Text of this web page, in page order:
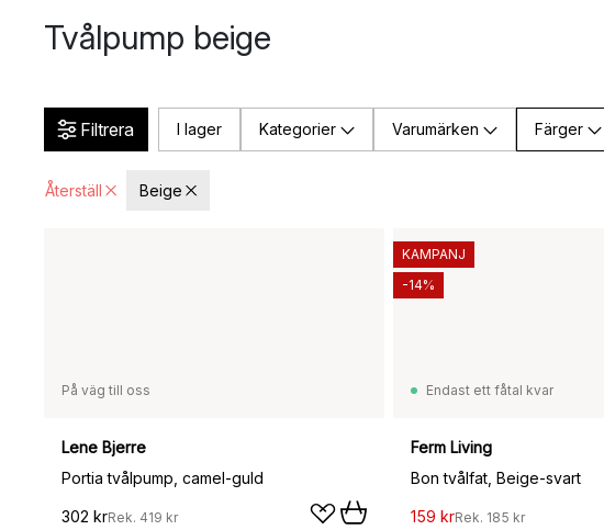
Tvålpump beige
Filtrera I lager Kategorier Varumärken Färger
Återställ Beige
På väg till oss
Lene Bjerre
Portia tvålpump, camel-guld
302 krRek. 419 kr
Endast ett fåtal kvar
Ferm Living
Bon tvålfat, Beige-svart
159 krRek. 185 kr
KAMPANJ
-14%